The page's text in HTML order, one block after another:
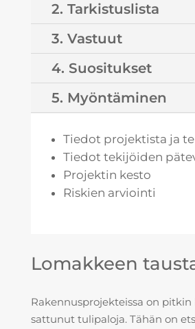
2. Tarkistuslista
3. Vastuut
4. Suositukset
5. Myöntäminen
Tiedot projektista ja
Tiedot tekijöiden
Projektin kesto
Riskien arviointi
Lomakkeen
Rakennusprojekteissa on pitkin
sattunut tulipaloja. Tähän on